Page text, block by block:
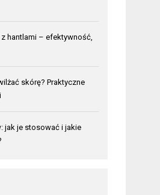
z hantlami – efektywność,
skórę? Praktyczne
jak je stosować i jakie